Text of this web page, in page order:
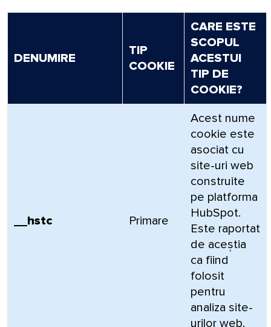
DENUMIRE
TIP
COOKIE
CARE ESTE
SCOPUL
ACESTUI
TIP DE
COOKIE?
__hstc Primare
Acest nume
cookie este
asociat cu
site-uri web
construite
pe platforma
HubSpot.
Este raportat
de aceștia
ca fiind
folosit
pentru
analiza site-
urilor web.